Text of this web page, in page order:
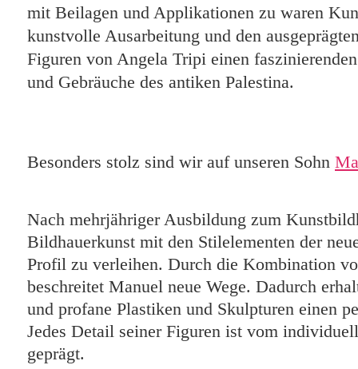
mit Beilagen und Applikationen zu waren
kunstvolle Ausarbeitung und den
Figuren von Angela Tripi einen
und Gebräuche des antiken Palestina.
Besonders stolz sind wir auf unseren Sohn
Nach mehrjähriger Ausbildung zum
Bildhauerkunst mit den Stilelementen der
Profil zu verleihen. Durch die Kombination
beschreitet Manuel neue Wege. Dadurch
und profane Plastiken und Skulpturen einen
Jedes Detail seiner Figuren ist vom
geprägt.